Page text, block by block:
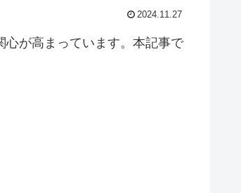
2024.11.27
心が高まっています。本記事で